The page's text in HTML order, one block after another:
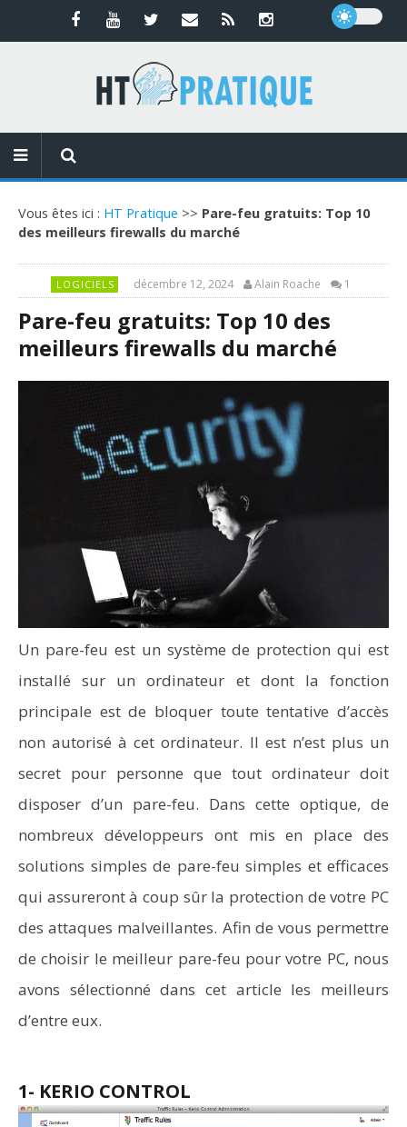
Vous êtes ici : HT Pratique >> Pare-feu gratuits: Top 10
des meilleurs firewalls du marché
LOGICIELS décembre 12, 2024 Alain Roache 1
Pare-feu gratuits: Top 10 des
meilleurs firewalls du marché
Un pare-feu est un système de protection qui est
installé sur un ordinateur et dont la fonction
principale est de bloquer toute tentative d’accès
non autorisé à cet ordinateur. Il est n’est plus un
secret pour personne que tout ordinateur doit
disposer d’un pare-feu. Dans cette optique, de
nombreux développeurs ont mis en place des
solutions simples de pare-feu simples et efficaces
qui assureront à coup sûr la protection de votre PC
des attaques malveillantes. Afin de vous permettre
de choisir le meilleur pare-feu pour votre PC, nous
avons sélectionné dans cet article les meilleurs
d’entre eux.
1- KERIO CONTROL